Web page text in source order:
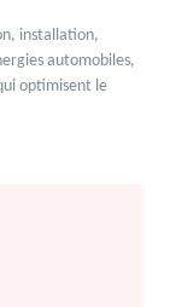
installation,
automobiles,
optimisent le